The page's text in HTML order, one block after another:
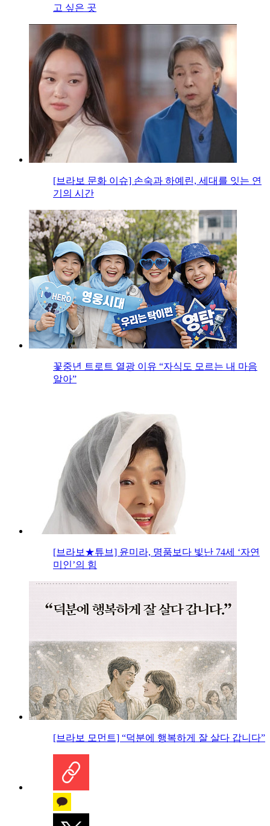
고 싶은 곳
[브라보 문화 이슈] 손숙과 하예린, 세대를 잇는 연
기의 시간
꽃중년 트로트 열광 이유 “자식도 모르는 내 마음
알아”
[브라보★튜브] 윤미라, 명품보다 빛난 74세 ‘자연
미인’의 힘
[브라보 모먼트] “덕분에 행복하게 잘 살다 갑니다”